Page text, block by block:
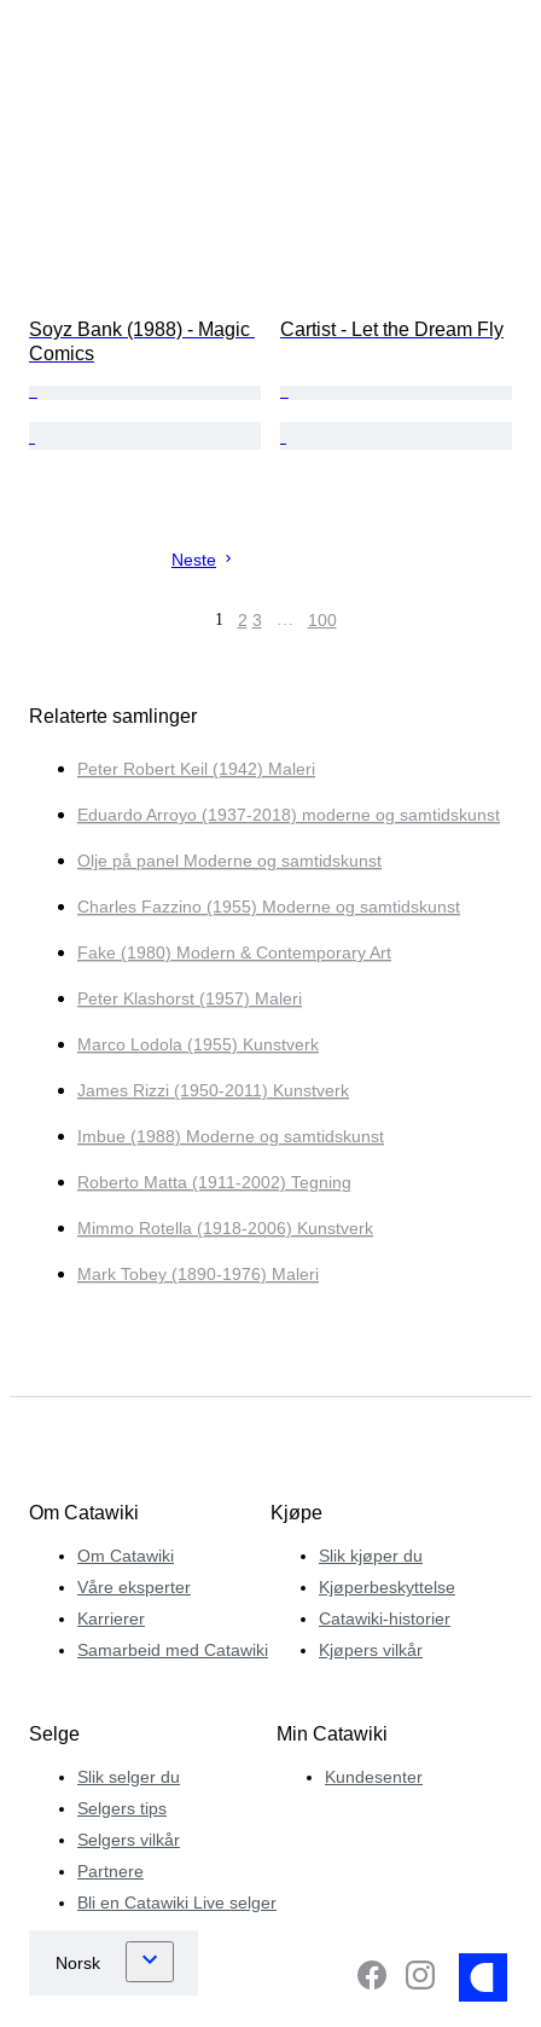
Soyz Bank (1988) - Magic
Comics
Cartist - Let the Dream Fly
Neste
1 2 3 … 100
Relaterte samlinger
Peter Robert Keil (1942) Maleri
Eduardo Arroyo (1937-2018) moderne og samtidskunst
Olje på panel Moderne og samtidskunst
Charles Fazzino (1955) Moderne og samtidskunst
Fake (1980) Modern & Contemporary Art
Peter Klashorst (1957) Maleri
Marco Lodola (1955) Kunstverk
James Rizzi (1950-2011) Kunstverk
Imbue (1988) Moderne og samtidskunst
Roberto Matta (1911-2002) Tegning
Mimmo Rotella (1918-2006) Kunstverk
Mark Tobey (1890-1976) Maleri
Om Catawiki
Om Catawiki
Våre eksperter
Karrierer
Samarbeid med Catawiki
Kjøpe
Slik kjøper du
Kjøperbeskyttelse
Catawiki-historier
Kjøpers vilkår
Selge
Slik selger du
Selgers tips
Selgers vilkår
Partnere
Bli en Catawiki Live selger
Min Catawiki
Kundesenter